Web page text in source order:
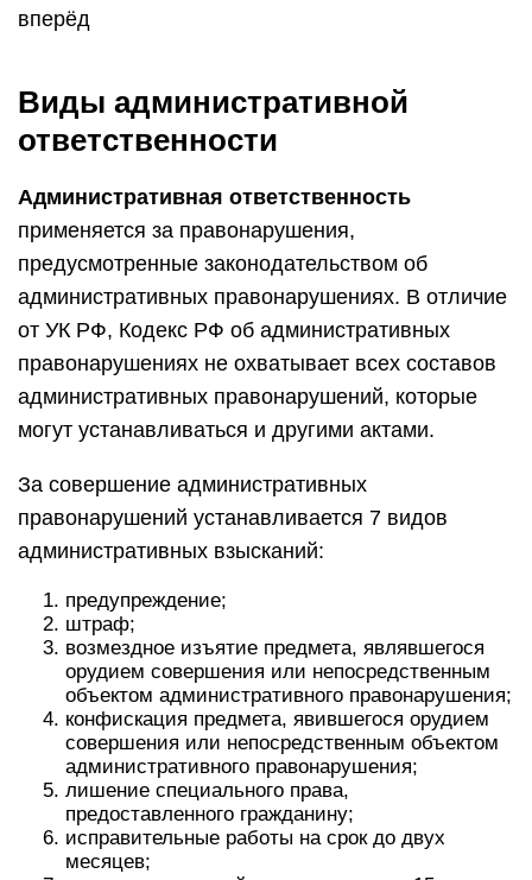
вперёд
Виды административной
ответственности
Административная ответственность
применяется за правонарушения,
предусмотренные законодательством об
административных правонарушениях. В отличие
от УК РФ, Кодекс РФ об административных
правонарушениях не охватывает всех составов
административных правонарушений, которые
могут устанавливаться и другими актами.
За совершение административных
правонарушений устанавливается 7 видов
административных взысканий:
предупреждение;
штраф;
возмездное изъятие предмета, являвшегося
орудием совершения или непосредственным
объектом административного правонарушения;
конфискация предмета, явившегося орудием
совершения или непосредственным объектом
административного правонарушения;
лишение специального права,
предоставленного гражданину;
исправительные работы на срок до двух
месяцев;